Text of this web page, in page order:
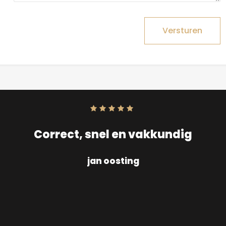
Versturen
10
Correct, snel en vakkundig
jan oosting